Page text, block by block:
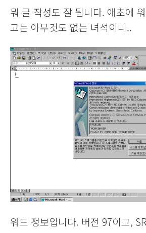
뭐 글 작성도 잘 됩니다. 애초에
고는 아무것도 없는 녀석이니..
워드 정보입니다. 버전 97이고,